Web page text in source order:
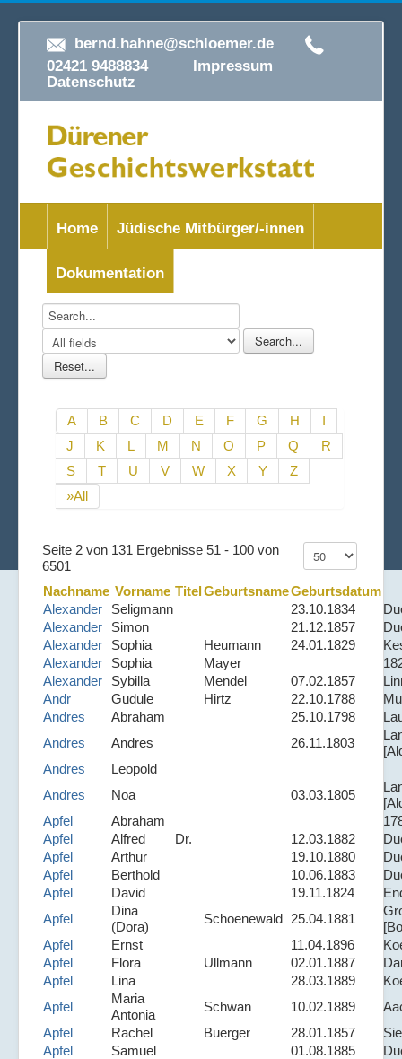
bernd.hahne@schloemer.de
02421 9488834 Impressum
Datenschutz
Home Jüdische Mitbürger/-innen
Dokumentation
A B C D E F G H
I
J
K L M N O P Q
R
S
T U V W X Y
Z
»All
Seite 2 von 131 Ergebnisse 51 - 100 von
6501
Nachname Vorname TitelGeburtsnameGeburtsdatum
Alexander
Seligmann 23.10.1834
Alexander
Simon 21.12.1857
Alexander
Sophia Heumann 24.01.1829
Alexander
Sophia Mayer
Alexander
Sybilla Mendel 07.02.1857
Andr
Gudule Hirtz 22.10.1788
Andres
Abraham 25.10.1798
Andres
Andres 26.11.1803
Andres
Leopold
Andres
Noa 03.03.1805
Apfel
Abraham
Apfel
Alfred Dr. 12.03.1882
Apfel
Arthur 19.10.1880
Apfel
Berthold 10.06.1883
Apfel
David 19.11.1824
Apfel
Dina
(Dora)
Schoenewald 25.04.1881
Apfel
Ernst 11.04.1896
Apfel
Flora Ullmann 02.01.1887
Apfel
Lina 28.03.1889
Apfel
Maria
Antonia
Schwan 10.02.1889
Apfel
Rachel Buerger 28.01.1857
Apfel
Samuel 01.08.1885